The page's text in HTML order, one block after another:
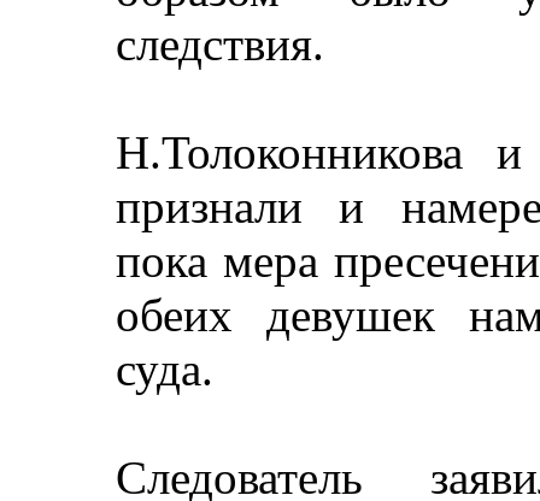
следствия.
Н.Толоконникова
признали и
пока мера
обеих девушек
суда.
Следователь